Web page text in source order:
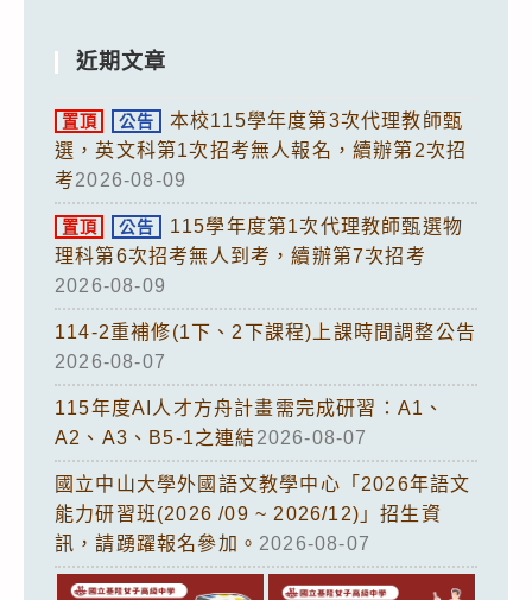
近期文章
置頂 公告
本校115學年度第3次代理教師甄
選，英文科第1次招考無人報名，續辦第2次招
考2026-08-09
置頂 公告
115學年度第1次代理教師甄選物
理科第6次招考無人到考，續辦第7次招考
2026-08-09
114-2重補修(1下、2下課程)上課時間調整公告
2026-08-07
115年度AI人才方舟計畫需完成研習：A1、
A2、A3、B5-1之連結2026-08-07
國立中山大學外國語文教學中心「2026年語文
能力研習班(2026 /09 ~ 2026/12)」招生資
訊，請踴躍報名參加。 2026-08-07